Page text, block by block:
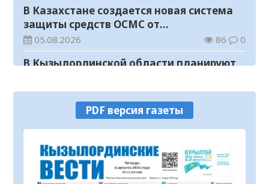
В Казахстане создается новая система
защиты средств ОСМС от
необоснованных выплат
05.08.2026 86 0
В Кызылординской области планируют
05.08.2026 98 0
Прокуроры Казахстана представили
собственные ИИ-разработки мировому
эксперту Кай-Фу Ли
05.08.2026
Уважаемые жители и гости города!
PDF версия газеты